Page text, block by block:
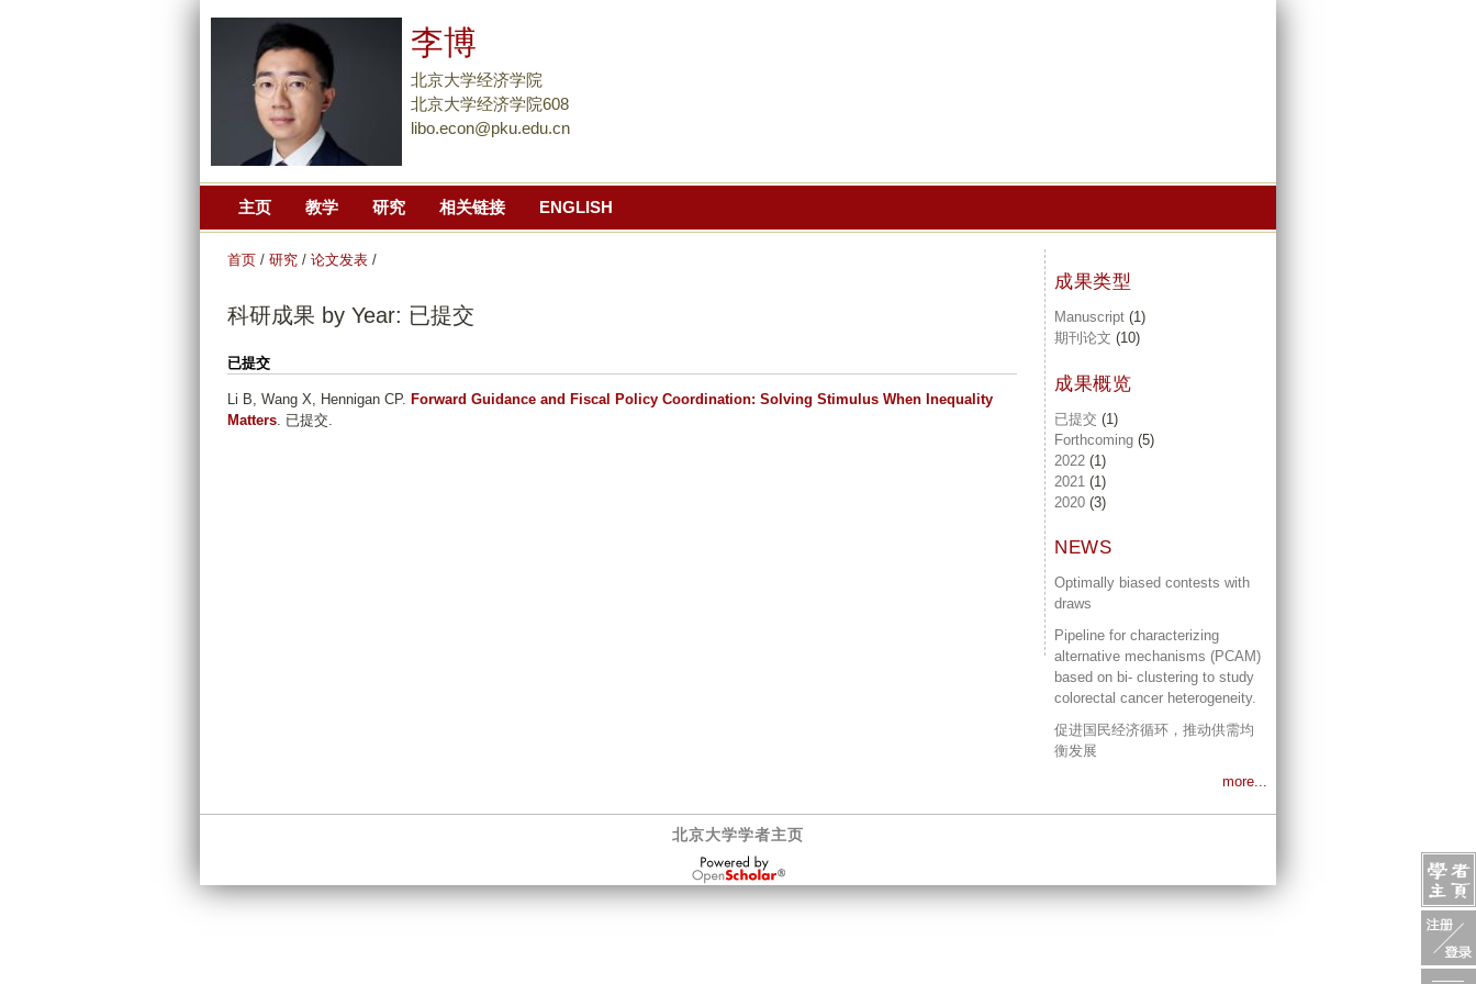
主
李博
北京大学经济学院
北京大学经济学院608
libo.econ@pku.edu.cn
主页 教学 研究 相关链接 ENGLISH
首页 / 研究 / 论文发表 /
科研成果 by Year: 已提交
已提交
Li B, Wang X, Hennigan CP. Forward Guidance and Fiscal Policy Coordination: Solving Stimulus When Inequality
Matters. 已提交.
成果类型
Manuscript (1)
期刊论文 (10)
成果概览
已提交 (1)
Forthcoming (5)
2022 (1)
2021 (1)
2020 (3)
NEWS
Optimally biased contests with
draws
Pipeline for characterizing
alternative mechanisms (PCAM)
based on bi- clustering to study
colorectal cancer heterogeneity.
促进国民经济循环，推动供需均
衡发展
more...
北京大学学者主页
OpenScholar